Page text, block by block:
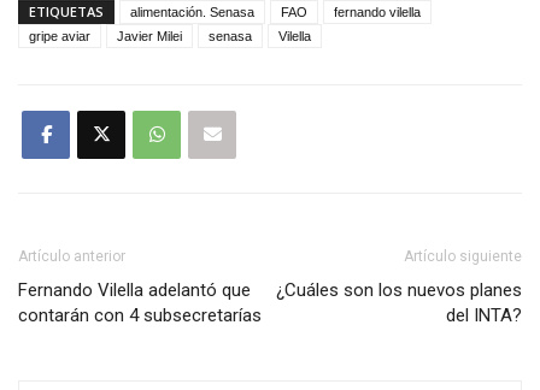
ETIQUETAS alimentación. Senasa FAO
fernando vilella
gripe aviar
Javier Milei senasa Vilella
Artículo anterior
Fernando Vilella adelantó que
contarán con 4 subsecretarías
Artículo siguiente
¿Cuáles son los nuevos planes
del INTA?